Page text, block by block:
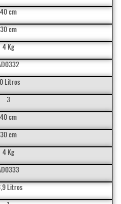
40 cm
30 cm
4 Kg
Litros
3
40 cm
30 cm
4 Kg
Litros